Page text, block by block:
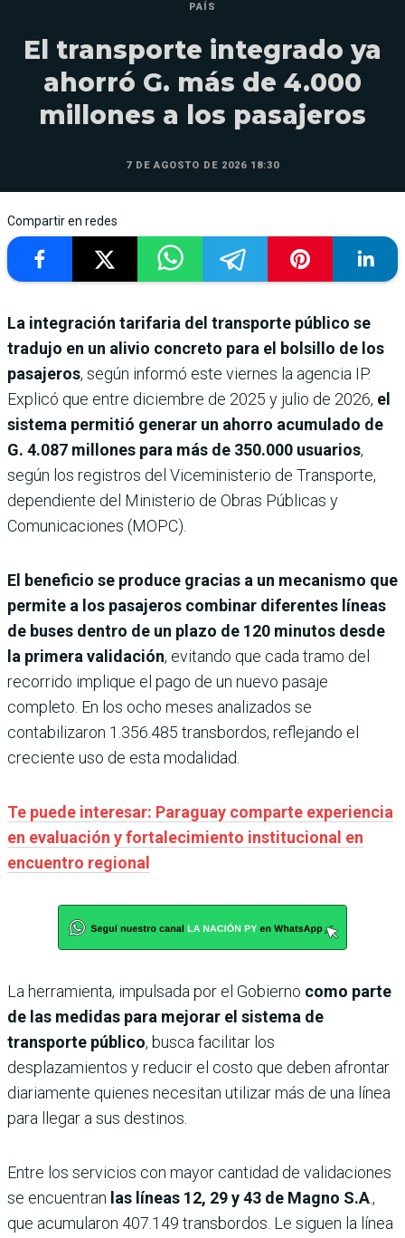
PAÍS
El transporte integrado ya
ahorró G. más de 4.000
millones a los pasajeros
7 DE AGOSTO DE 2026 18:30
Compartir en redes
La integración tarifaria del transporte público se
tradujo en un alivio concreto para el bolsillo de los
pasajeros, según informó este viernes la agencia IP.
Explicó que entre diciembre de 2025 y julio de 2026, el
sistema permitió generar un ahorro acumulado de
G. 4.087 millones para más de 350.000 usuarios,
según los registros del Viceministerio de Transporte,
dependiente del Ministerio de Obras Públicas y
Comunicaciones (MOPC).
El beneficio se produce gracias a un mecanismo que
permite a los pasajeros combinar diferentes líneas
de buses dentro de un plazo de 120 minutos desde
la primera validación, evitando que cada tramo del
recorrido implique el pago de un nuevo pasaje
completo. En los ocho meses analizados se
contabilizaron 1.356.485 transbordos, reflejando el
creciente uso de esta modalidad.
Te puede interesar: Paraguay comparte experiencia
en evaluación y fortalecimiento institucional en
encuentro regional
La herramienta, impulsada por el Gobierno como parte
de las medidas para mejorar el sistema de
transporte público, busca facilitar los
desplazamientos y reducir el costo que deben afrontar
diariamente quienes necesitan utilizar más de una línea
para llegar a sus destinos.
Entre los servicios con mayor cantidad de validaciones
se encuentran las líneas 12, 29 y 43 de Magno S.A.,
que acumularon 407.149 transbordos. Le siguen la línea